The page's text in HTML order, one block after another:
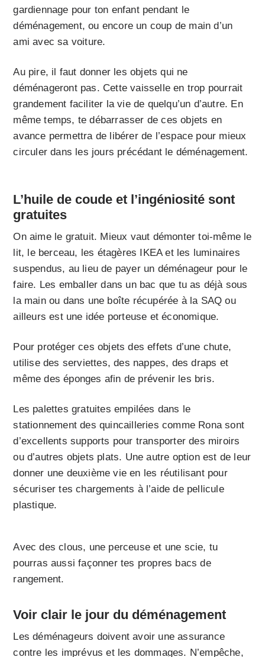
gardiennage pour ton enfant pendant le
déménagement, ou encore un coup de main d’un
ami avec sa voiture.
Au pire, il faut donner les objets qui ne
déménageront pas. Cette vaisselle en trop pourrait
grandement faciliter la vie de quelqu’un d’autre. En
même temps, te débarrasser de ces objets en
avance permettra de libérer de l’espace pour mieux
circuler dans les jours précédant le déménagement.
L’huile de coude et l’ingéniosité sont
gratuites
On aime le gratuit. Mieux vaut démonter toi-même le
lit, le berceau, les étagères IKEA et les luminaires
suspendus, au lieu de payer un déménageur pour le
faire. Les emballer dans un bac que tu as déjà sous
la main ou dans une boîte récupérée à la SAQ ou
ailleurs est une idée porteuse et économique.
Pour protéger ces objets des effets d’une chute,
utilise des serviettes, des nappes, des draps et
même des éponges afin de prévenir les bris.
Les palettes gratuites empilées dans le
stationnement des quincailleries comme Rona sont
d’excellents supports pour transporter des miroirs
ou d’autres objets plats. Une autre option est de leur
donner une deuxième vie en les réutilisant pour
sécuriser tes chargements à l’aide de pellicule
plastique.
Avec des clous, une perceuse et une scie, tu
pourras aussi façonner tes propres bacs de
rangement.
Voir clair le jour du déménagement
Les déménageurs doivent avoir une assurance
contre les imprévus et les dommages. N’empêche,